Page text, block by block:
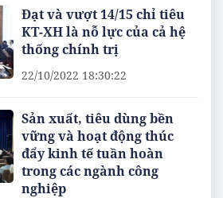
Đạt và vượt 14/15 chỉ tiêu
KT-XH là nỗ lực của cả hệ
thống chính trị
22/10/2022 18:30:22
Sản xuất, tiêu dùng bền
vững và hoạt động thúc
đẩy kinh tế tuần hoàn
trong các ngành công
nghiệp